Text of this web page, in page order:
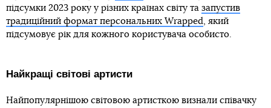
підсумки 2023 року у різних країнах світу та запустив
традиційний формат персональних Wrapped, який
підсумовує рік для кожного користувача особисто.
Найкращі світові артисти
Найпопулярнішою світовою артисткою визнали співачку